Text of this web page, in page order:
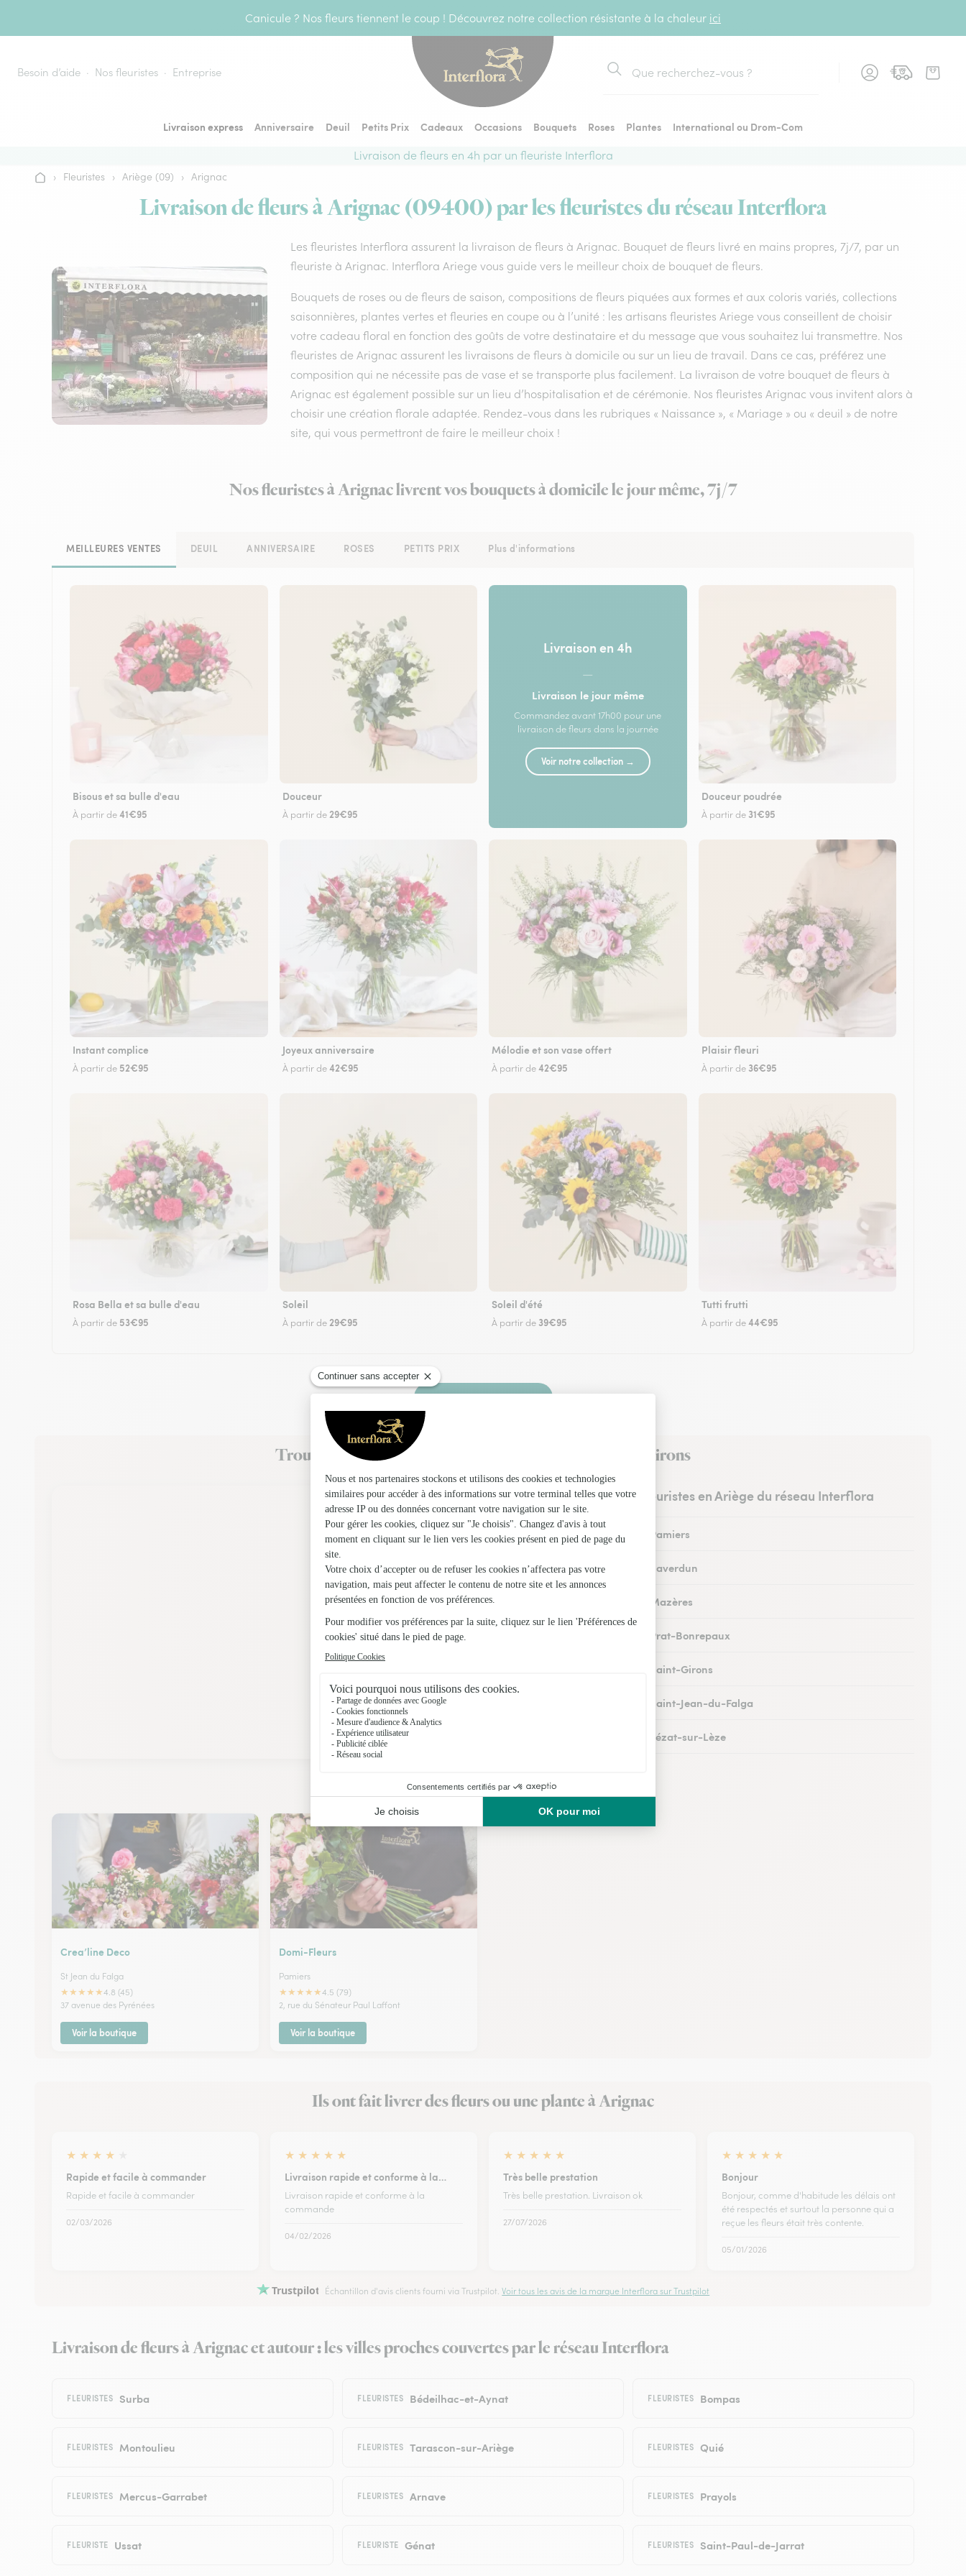
Canicule ? Nos fleurs tiennent le coup ! Découvrez notre collection résistante à la chaleur ici
Besoin d’aide Nos fleuristes Entreprise
Rechercher
Livraison express Anniversaire Deuil Petits Prix Cadeaux Occasions Bouquets Roses Plantes
International ou Drom-Com
Livraison de fleurs en 4h par un fleuriste Interflora
Accueil
› Fleuristes › Ariège (09) › Arignac
Livraison de fleurs à Arignac (09400) par les fleuristes du réseau Interflora
Les fleuristes Interflora assurent la livraison de fleurs à Arignac. Bouquet de fleurs livré en mains propres, 7j/7, par un
fleuriste à Arignac. Interflora Ariege vous guide vers le meilleur choix de bouquet de fleurs.
Bouquets de roses ou de fleurs de saison, compositions de fleurs piquées aux formes et aux coloris variés, collections
saisonnières, plantes vertes et fleuries en coupe ou à l’unité : les artisans fleuristes Ariege vous conseillent de choisir
votre cadeau floral en fonction des goûts de votre destinataire et du message que vous souhaitez lui transmettre. Nos
fleuristes de Arignac assurent les livraisons de fleurs à domicile ou sur un lieu de travail. Dans ce cas, préférez une
composition qui ne nécessite pas de vase et se transporte plus facilement. La livraison de votre bouquet de fleurs à
Arignac est également possible sur un lieu d’hospitalisation et de cérémonie. Nos fleuristes Arignac vous invitent alors à
choisir une création florale adaptée. Rendez-vous dans les rubriques « Naissance », « Mariage » ou « deuil » de notre
site, qui vous permettront de faire le meilleur choix !
Nos fleuristes à Arignac livrent vos bouquets à domicile le jour même, 7j/7
MEILLEURES VENTES DEUIL ANNIVERSAIRE ROSES PETITS PRIX Plus d'informations
Bisous et sa bulle d'eau
À partir de41€95
Douceur
À partir de 29€95
Livraison en 4h
—
Livraison le jour même
Commandez avant 17h00 pour une
livraison de fleurs dans la journée
Voir notre collection →
Douceur poudrée
À partir de 31€95
Instant complice
À partir de 52€95
Joyeux anniversaire
À partir de42€95
Mélodie et son vase offert
À partir de42€95
Plaisir fleuri
À partir de 36€95
Rosa Bella et sa bulle d'eau
À partir de 53€95
Soleil
À partir de 29€95
Soleil d'été
À partir de 39€95
Tutti frutti
À partir de44€95
Faire livrer des fleurs
Trouvez un fleuriste Interflora à Arignac et dans ses environs
Les fleuristes en Ariège du réseau Interflora
Fleuristes à Pamiers
Fleuristes à Saverdun
Fleuristes à Mazères
Fleuristes à Prat-Bonrepaux
Fleuristes à Saint-Girons
Fleuristes à Saint-Jean-du-Falga
Fleuristes à Lézat-sur-Lèze
Nos fleuristes à Arignac
Crea’line Deco
St Jean du Falga
★★★★★4.8 (45)
37 avenue des Pyrénées
Voir la boutique
Domi-Fleurs
Pamiers
★★★★★4.5 (79)
2, rue du Sénateur Paul Laffont
Voir la boutique
Ils ont fait livrer des fleurs ou une plante à Arignac
★ ★ ★ ★
Rapide et facile à commander
Rapide et facile à commander
02/03/2026
★ ★ ★ ★ ★
Livraison rapide et conforme à la…
Livraison rapide et conforme à la
commande
04/02/2026
★ ★ ★ ★ ★
Très belle prestation
Très belle prestation. Livraison ok
27/07/2026
★ ★ ★ ★ ★
Bonjour
Bonjour, comme d'habitude les délais ont
été respectés et surtout la personne qui a
reçue les fleurs était très contente.
05/01/2026
Trustpilot Échantillon d'avis clients fourni via Trustpilot.Voir tous les avis de la marque Interflora sur Trustpilot
Livraison de fleurs à Arignac et autour : les villes proches couvertes par le réseau Interflora
FLEURISTES Surba FLEURISTES Bédeilhac-et-Aynat FLEURISTES Bompas
FLEURISTES Montoulieu FLEURISTES Tarascon-sur-Ariège FLEURISTES Quié
FLEURISTES Mercus-Garrabet FLEURISTES Arnave FLEURISTES Prayols
FLEURISTE Ussat FLEURISTE Génat FLEURISTES Saint-Paul-de-Jarrat